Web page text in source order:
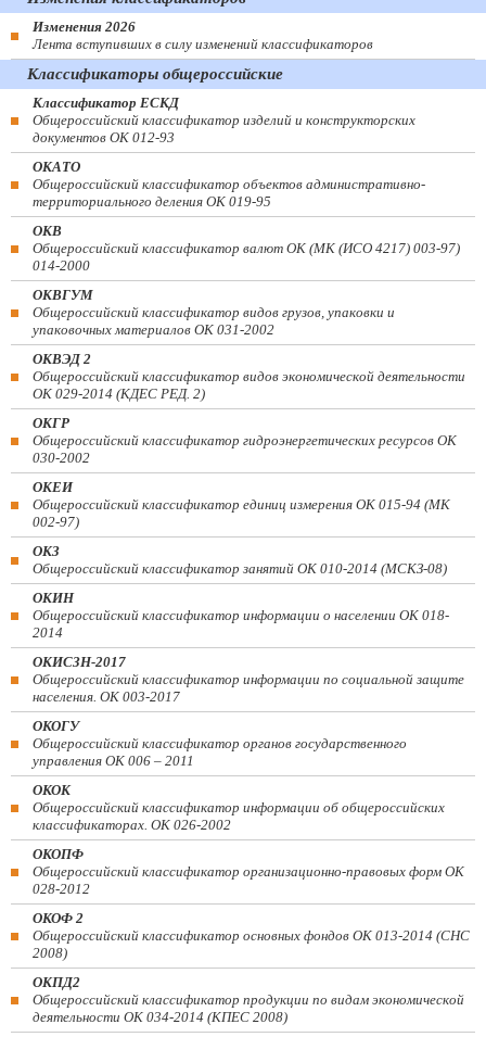
Изменения 2026
Лента вступивших в силу изменений классификаторов
Классификаторы общероссийские
Классификатор ЕСКД
Общероссийский классификатор изделий и конструкторских
документов ОК 012-93
ОКАТО
Общероссийский классификатор объектов административно-
территориального деления ОК 019-95
ОКВ
Общероссийский классификатор валют ОК (МК (ИСО 4217) 003-97)
014-2000
ОКВГУМ
Общероссийский классификатор видов грузов, упаковки и
упаковочных материалов ОК 031-2002
ОКВЭД 2
Общероссийский классификатор видов экономической деятельности
ОК 029-2014 (КДЕС РЕД. 2)
ОКГР
Общероссийский классификатор гидроэнергетических ресурсов ОК
030-2002
ОКЕИ
Общероссийский классификатор единиц измерения ОК 015-94 (МК
002-97)
ОКЗ
Общероссийский классификатор занятий ОК 010-2014 (МСКЗ-08)
ОКИН
Общероссийский классификатор информации о населении ОК 018-
2014
ОКИСЗН-2017
Общероссийский классификатор информации по социальной защите
населения. ОК 003-2017
ОКОГУ
Общероссийский классификатор органов государственного
управления ОК 006 – 2011
ОКОК
Общероссийский классификатор информации об общероссийских
классификаторах. ОК 026-2002
ОКОПФ
Общероссийский классификатор организационно-правовых форм ОК
028-2012
ОКОФ 2
Общероссийский классификатор основных фондов ОК 013-2014 (СНС
2008)
ОКПД2
Общероссийский классификатор продукции по видам экономической
деятельности ОК 034-2014 (КПЕС 2008)